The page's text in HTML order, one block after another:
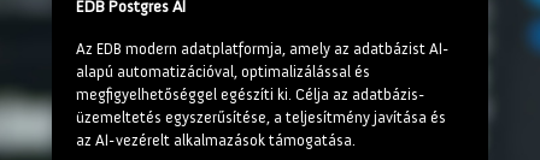
EDB Postgres AI
Az EDB modern adatplatformja, amely az adatbázist AI-
alapú automatizációval, optimalizálással és
megfigyelhetőséggel egészíti ki. Célja az adatbázis-
üzemeltetés egyszerűsítése, a teljesítmény javítása és
az AI-vezérelt alkalmazások támogatása.